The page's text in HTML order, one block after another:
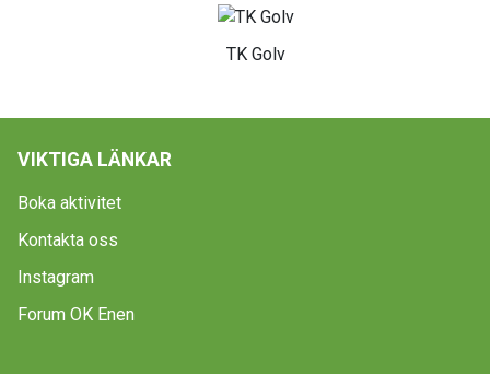
TK Golv
VIKTIGA LÄNKAR
Boka aktivitet
Kontakta oss
Instagram
Forum OK Enen